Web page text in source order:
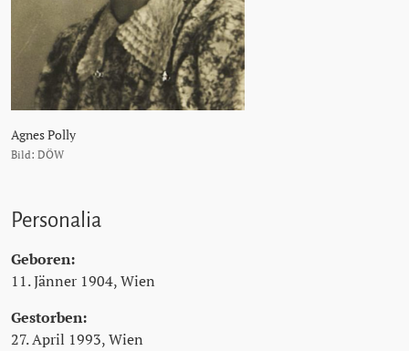
Agnes Polly
Bild: DÖW
Personalia
Geboren:
11. Jänner 1904, Wien
Gestorben:
27. April 1993, Wien